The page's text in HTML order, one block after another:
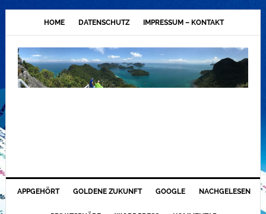
HOME DATENSCHUTZ IMPRESSUM – KONTAKT
APPGEHÖRT GOLDENE ZUKUNFT GOOGLE NACHGELESEN